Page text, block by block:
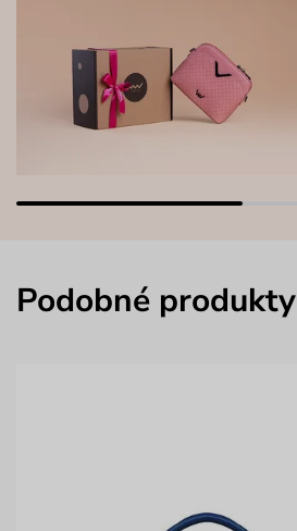
Podobné produkty